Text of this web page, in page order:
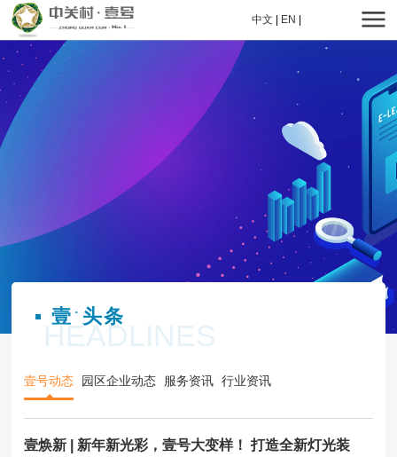
中文 EN
HEADLINES
壹 · 头条
壹号动态 园区企业动态 服务资讯 行业资讯
壹焕新 | 新年新光彩，壹号大变样！ 打造全新灯光装